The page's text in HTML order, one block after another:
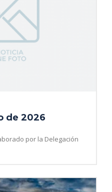
de 2026
por la Delegación